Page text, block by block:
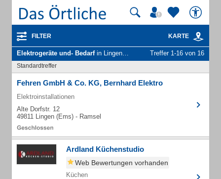
FILTER KARTE
Elektrogeräte und- Bedarfin Lingen (Ems) Treffer 1-16 von 16
Standardtreffer
Fehren GmbH & Co. KG, Bernhard Elektro
Elektroinstallationen
Alte Dorfstr. 12
49811 Lingen (Ems) - Ramsel
Ardland Küchenstudio
Web Bewertungen vorhanden
Küchen